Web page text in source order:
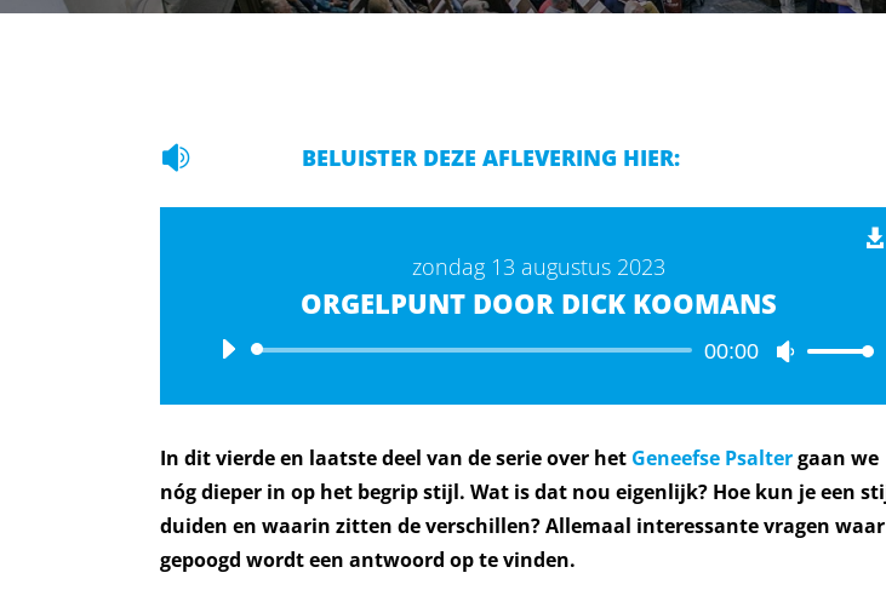
 BELUISTER DEZE AFLEVERING HIER:
zondag 13 augustus 2023
ORGELPUNT DOOR DICK KOOMANS
Audiospeler 00:00
Gebruik
pijltoetsen
het
volume
te
In dit vierde en laatste deel van de serie over het Geneefse Psaltergaan we
nóg dieper in op het begrip stijl. Wat is dat nou eigenlijk? Hoe kun je een
duiden en waarin zitten de verschillen? Allemaal interessante vragen waar
gepoogd wordt een antwoord op te vinden.